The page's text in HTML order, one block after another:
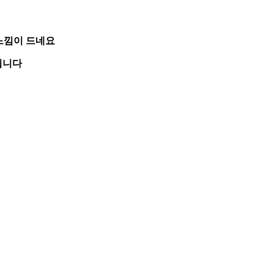
이 드네요
다